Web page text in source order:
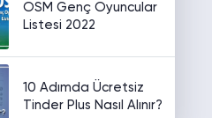
OSM Genç Oyuncular
Listesi 2022
10 Adımda Ücretsiz
Tinder Plus Nasıl Alınır?